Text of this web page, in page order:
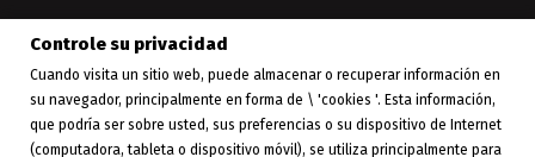
Esta web está financiada por la
Unión Europea - Next Generation
EU
Controle su privacidad
Cuando visita un sitio web, puede almacenar o recuperar información en
su navegador, principalmente en forma de \ 'cookies '. Esta información,
que podría ser sobre usted, sus preferencias o su dispositivo de Internet
(computadora, tableta o dispositivo móvil), se utiliza principalmente para